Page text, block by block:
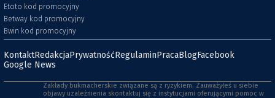
Etoto kod promocyjny
Betway kod promocyjny
Bwin kod promocyjny
KontaktRedakcjaPrywatnośćRegulaminPracaBlogFacebook
Google News
Zakłady bukmacherskie związane są z ryzykiem. Zauważyłeś u siebie
objawy uzależnienia skontaktuj się z instytucjami oferującymi pomoc w